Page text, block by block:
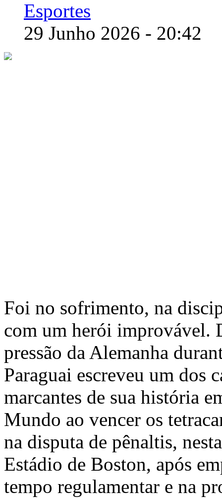
Esportes
29 Junho 2026 - 20:42
Foi no sofrimento, na
com um herói improvável.
pressão da Alemanha
Paraguai escreveu um dos
marcantes de sua história
Mundo ao vencer os
na disputa de pênaltis,
Estádio de Boston, após
tempo regulamentar e na